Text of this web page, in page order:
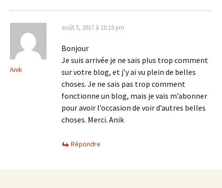
Anik
août 5, 2017 à 10:19 pm
Bonjour
Je suis arrivée je ne sais plus trop comment
sur votre blog, et j’y ai vu plein de belles
choses. Je ne sais pas trop comment
fonctionne un blog, mais je vais m’abonner
pour avoir l’occasion de voir d’autres belles
choses. Merci. Anik
Répondre